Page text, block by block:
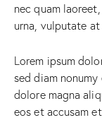
nec quam
urna, vulputate
Lorem ipsum
sed diam
dolore magna
eos et accusam